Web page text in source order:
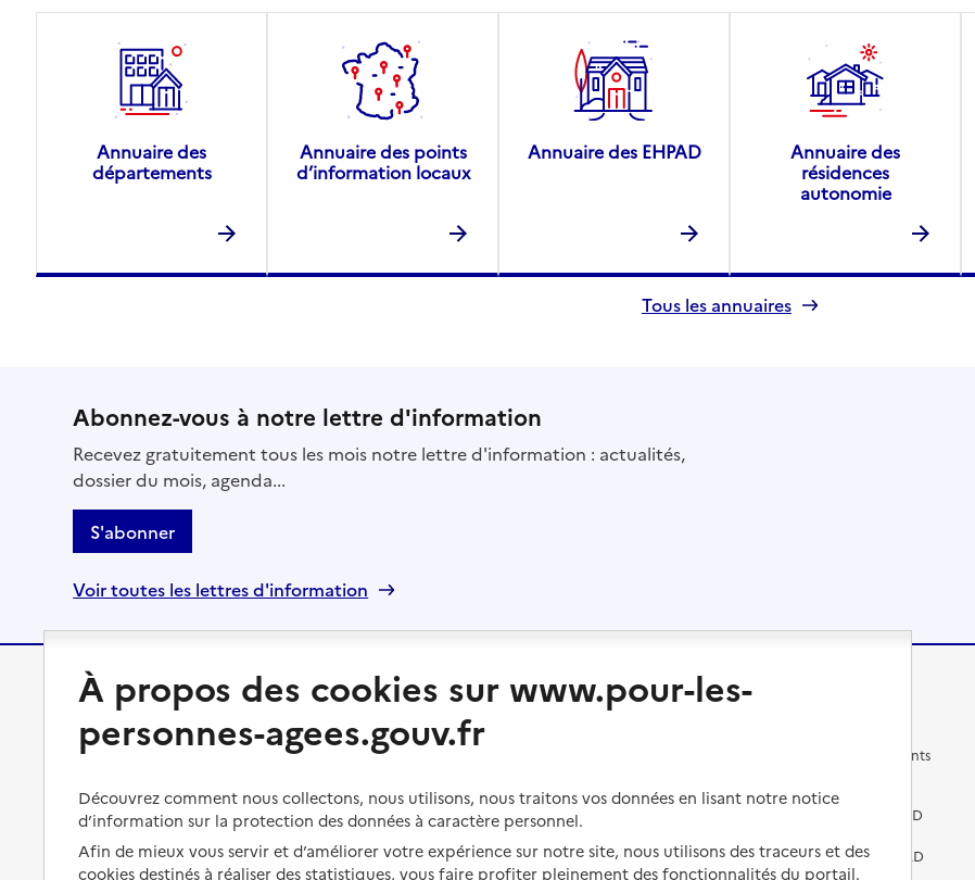
Annuaire des
départements
Annuaire des points
d’information locaux
Annuaire des EHPAD
Annuaire des
résidences
autonomie
Tous les annuaires
Abonnez-vous à notre lettre d'information
Recevez gratuitement tous les mois notre lettre d'information : actualités,
dossier du mois, agenda...
S'abonner
Voir toutes les lettres d'information
Préserver son autonomie
Perte d'autonomie : évaluation
Aménager son logement et
s'équiper
Préserver son autonomie et sa
Vivre à domicile
Bénéficier d'aide à domicile
Bénéficier de soins à domicile
Changer de logement
Vivre dans une résidence avec
services pour seniors
Vivre chez un proche
Vivre dans un EHPAD
Les différents établissements
Préparer l'entrée en EHPAD
Aides financières en EHPAD
À propos des cookies sur www.pour-les-
personnes-agees.gouv.fr
Découvrez comment nous collectons, nous utilisons, nous traitons vos données en lisant notre notice
d’information sur la protection des données à caractère personnel.
Afin de mieux vous servir et d’améliorer votre expérience sur notre site, nous utilisons des traceurs et des
cookies destinés à réaliser des statistiques, vous faire profiter pleinement des fonctionnalités du portail.